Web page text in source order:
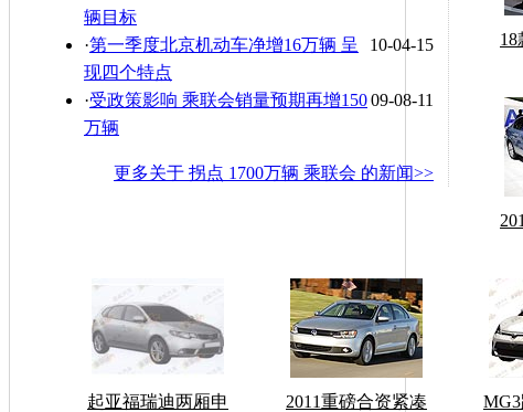
辆目标
10-04-15
·第一季度北京机动车净增16万辆 呈
现四个特点
09-08-11
·受政策影响 乘联会销量预期再增150
万辆
更多关于 拐点 1700万辆 乘联会 的新闻>>
起亚福瑞迪两厢申
2011重磅合资紧凑